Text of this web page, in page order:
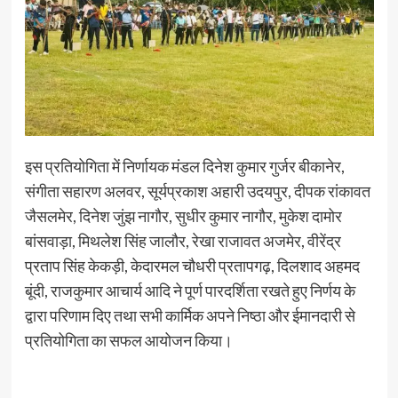
इस प्रतियोगिता में निर्णायक मंडल दिनेश कुमार गुर्जर बीकानेर,
संगीता सहारण अलवर, सूर्यप्रकाश अहारी उदयपुर, दीपक रांकावत
जैसलमेर, दिनेश जुंझ नागौर, सुधीर कुमार नागौर, मुकेश दामोर
बांसवाड़ा, मिथलेश सिंह जालौर, रेखा राजावत अजमेर, वीरेंद्र
प्रताप सिंह केकड़ी, केदारमल चौधरी प्रतापगढ़, दिलशाद अहमद
बूंदी, राजकुमार आचार्य आदि ने पूर्ण पारदर्शिता रखते हुए निर्णय के
द्वारा परिणाम दिए तथा सभी कार्मिक अपने निष्ठा और ईमानदारी से
प्रतियोगिता का सफल आयोजन किया।